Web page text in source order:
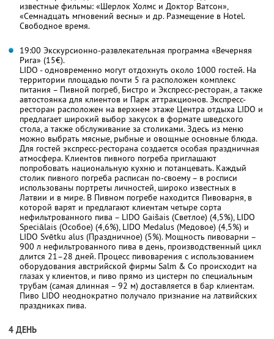
известные фильмы: «Шерлок Холмс и Доктор Ватсон»,
«Семнадцать мгновений весны» и др. Размещение в Hotel.
Свободное время.
19:00 Экскурсионно-развлекательная программа «Вечерняя
Рига» (15€).
LIDO - одновременно могут отдохнуть около 1000 гостей. На
территории площадью почти 5 га расположен комплекс
питания – Пивной погреб, Бистро и Экспресс-ресторан, а также
автостоянка для клиентов и Парк аттракционов. Экспресс-
ресторан расположен на верхнем этаже Центра отдыха LIDO и
предлагает широкий выбор закусок в формате шведского
стола, а также обслуживание за столиками. Здесь из меню
можно выбрать мясные, рыбные и овощные основные блюда.
Для гостей экспресс-ресторана создается особая праздничная
атмосфера. Клиентов пивного погреба приглашают
попробовать национальную кухню и потанцевать. Каждый
столик пивного погреба расписан по-своему – в росписи
использованы портреты личностей, широко известных в
Латвии и в мире. В Пивном погребе находится Пивоварня, в
которой варят и предлагают клиентам четыре сорта
нефильтрованного пива – LIDO Gaišais (Светлое) (4,5%), LIDO
Speciālais (Особое) (4,6%), LIDO Medalus (Медовое) (4,5%) и
LIDO Svētku alus (Праздничное) (5%). Мощность пивоварни –
900 л нефильтрованного пива в день, производственный цикл
длится 21–28 дней. Процесс пивоварения с использованием
оборудования австрийской фирмы Salm & Co происходит на
глазах у клиентов, и пиво прямо из цистерн по специальным
трубам (самая длинная – 92 м) доставляется в бар клиентам.
Пиво LIDO неоднократно получало признание на латвийских
праздниках пива.
4 ДЕНЬ